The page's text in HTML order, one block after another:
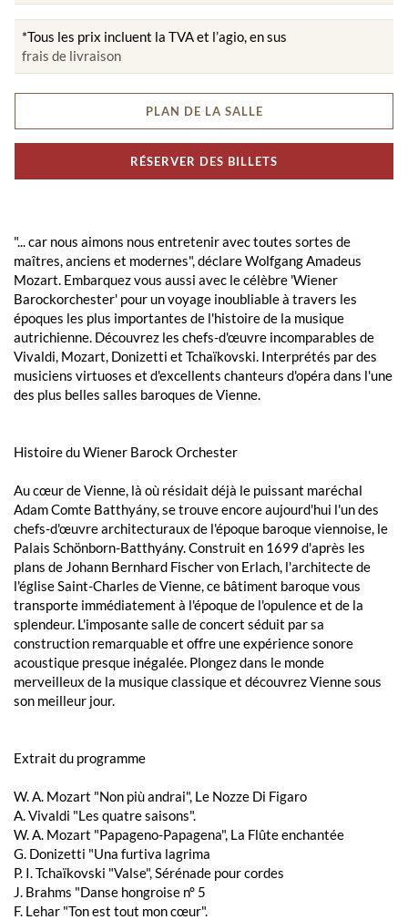
*Tous les prix incluent la TVA et l’agio, en sus
frais de livraison
PLAN DE LA SALLE
RÉSERVER DES BILLETS
"... car nous aimons nous entretenir avec toutes sortes de
maîtres, anciens et modernes", déclare Wolfgang Amadeus
Mozart. Embarquez vous aussi avec le célèbre 'Wiener
Barockorchester' pour un voyage inoubliable à travers les
époques les plus importantes de l'histoire de la musique
autrichienne. Découvrez les chefs-d'œuvre incomparables de
Vivaldi, Mozart, Donizetti et Tchaïkovski. Interprétés par des
musiciens virtuoses et d'excellents chanteurs d'opéra dans l'une
des plus belles salles baroques de Vienne.
Histoire du Wiener Barock Orchester
Au cœur de Vienne, là où résidait déjà le puissant maréchal
Adam Comte Batthyány, se trouve encore aujourd'hui l'un des
chefs-d'œuvre architecturaux de l'époque baroque viennoise, le
Palais Schönborn-Batthyány. Construit en 1699 d'après les
plans de Johann Bernhard Fischer von Erlach, l'architecte de
l'église Saint-Charles de Vienne, ce bâtiment baroque vous
transporte immédiatement à l'époque de l'opulence et de la
splendeur. L'imposante salle de concert séduit par sa
construction remarquable et offre une expérience sonore
acoustique presque inégalée. Plongez dans le monde
merveilleux de la musique classique et découvrez Vienne sous
son meilleur jour.
Extrait du programme
W. A. Mozart "Non più andrai", Le Nozze Di Figaro
A. Vivaldi "Les quatre saisons".
W. A. Mozart "Papageno-Papagena", La Flûte enchantée
G. Donizetti "Una furtiva lagrima
P. I. Tchaïkovski "Valse", Sérénade pour cordes
J. Brahms "Danse hongroise n° 5
F. Lehar "Ton est tout mon cœur".